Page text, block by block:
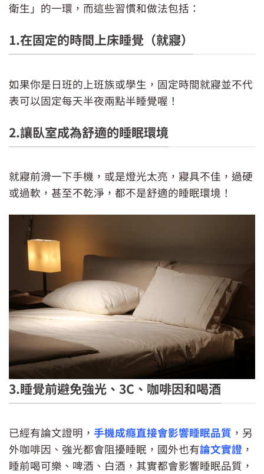
衛生」的一環，而這些習慣和做法包括：
1.在固定的時間上床睡覺（就寢）
如果你是日班的上班族或學生，固定時間就寢並不代
表可以固定每天半夜兩點半睡覺喔！
2.讓臥室成為舒適的睡眠環境
就寢前滑一下手機，或是燈光太亮，寢具不佳，過硬
或過軟，甚至不乾淨，都不是舒適的睡眠環境！
3.睡覺前避免強光、3C、咖啡因和喝酒
已經有論文證明， 手機成癮直接會影響睡眠品質 ，另
外咖啡因、強光都會阻擾睡眠，國外也有論文實證 ，
睡前喝可樂、啤酒、白酒，其實都會影響睡眠品質，